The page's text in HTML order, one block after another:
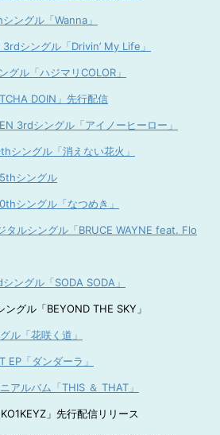
ングル「Wanna」
3rdシングル「Drivin’ My Life」
グル「ハジマリCOLOR」
DOIN」先行配信
3rdシングル「アイノーヒーロー」
シングル「消えない花火」
シングル
シングル「なつめき」
タルシングル「BRUCE WAYNE feat. Flo
ングル「SODA SODA」
グル「BEYOND THE SKY」
ル「花咲く道」
EP「ダンダーラ」
アルバム「THIS ＆ THAT」
」先行配信リリース